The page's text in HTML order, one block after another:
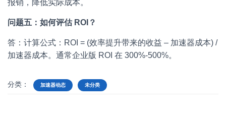
报销，降低实际成本。
问题五：如何评估 ROI？
答：计算公式：ROI = (效率提升带来的收益 – 加速器成本) /
加速器成本。通常企业版 ROI 在 300%-500%。
分类： 加速器动态 未分类